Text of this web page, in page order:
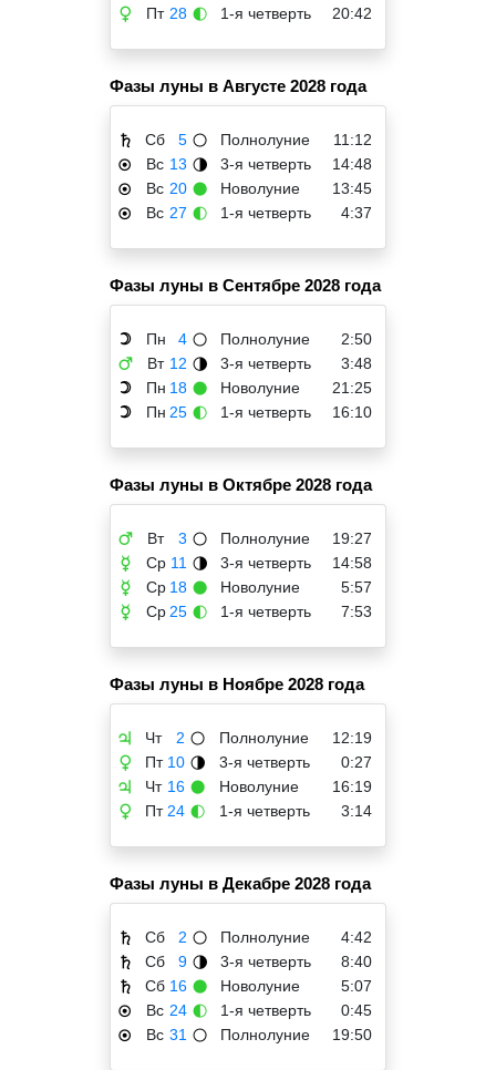
♀ Пт 28 🌓 1-я четверть 20:42
Фазы луны в Августе 2028 года
♄ Сб 5 🌕 Полнолуние 11:12
☉ Вс 13 🌗 3-я четверть 14:48
☉ Вс 20 🌑 Новолуние 13:45
☉ Вс 27 🌓 1-я четверть 4:37
Фазы луны в Сентябре 2028 года
☽ Пн 4 🌕 Полнолуние 2:50
♂ Вт 12 🌗 3-я четверть 3:48
☽ Пн 18 🌑 Новолуние 21:25
☽ Пн 25 🌓 1-я четверть 16:10
Фазы луны в Октябре 2028 года
♂ Вт 3 🌕 Полнолуние 19:27
☿ Ср 11 🌗 3-я четверть 14:58
☿ Ср 18 🌑 Новолуние 5:57
☿ Ср 25 🌓 1-я четверть 7:53
Фазы луны в Ноябре 2028 года
♃ Чт 2 🌕 Полнолуние 12:19
♀ Пт 10 🌗 3-я четверть 0:27
♃ Чт 16 🌑 Новолуние 16:19
♀ Пт 24 🌓 1-я четверть 3:14
Фазы луны в Декабре 2028 года
♄ Сб 2 🌕 Полнолуние 4:42
♄ Сб 9 🌗 3-я четверть 8:40
♄ Сб 16 🌑 Новолуние 5:07
☉ Вс 24 🌓 1-я четверть 0:45
☉ Вс 31 🌕 Полнолуние 19:50